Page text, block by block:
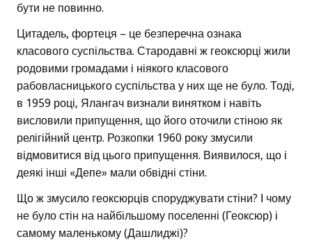
бути не повинно.
Цитадель, фортеця – це безперечна ознака
класового суспільства. Стародавні ж геоксюрці жили
родовими громадами і ніякого класового
рабовласницького суспільства у них ще не було. Тоді,
в 1959 році, Ялангач визнали винятком і навіть
висловили припущення, що його оточили стіною як
релігійний центр. Розкопки 1960 року змусили
відмовитися від цього припущення. Виявилося, що і
деякі інші «Депе» мали обвідні стіни.
Що ж змусило геоксюрців споруджувати стіни? І чому
не було стін на найбільшому поселенні (Геоксюр) і
самому маленькому (Дашлиджі)?